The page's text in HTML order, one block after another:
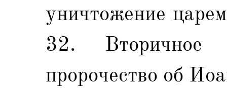
уничтожение
32. Вторичное
пророчество об